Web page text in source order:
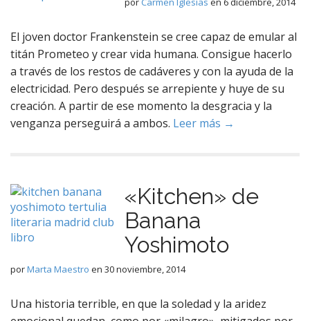
El joven doctor Frankenstein se cree capaz de emular al
titán Prometeo y crear vida humana. Consigue hacerlo
a través de los restos de cadáveres y con la ayuda de la
electricidad. Pero después se arrepiente y huye de su
creación. A partir de ese momento la desgracia y la
venganza perseguirá a ambos. Leer más →
«Kitchen» de
Banana
Yoshimoto
porMarta Maestro en 30 noviembre, 2014
Una historia terrible, en que la soledad y la aridez